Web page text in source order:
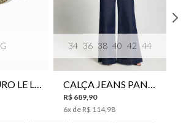
G 34 36 38 40 42 44
R$ 689 90
6x de R$ 114, 98